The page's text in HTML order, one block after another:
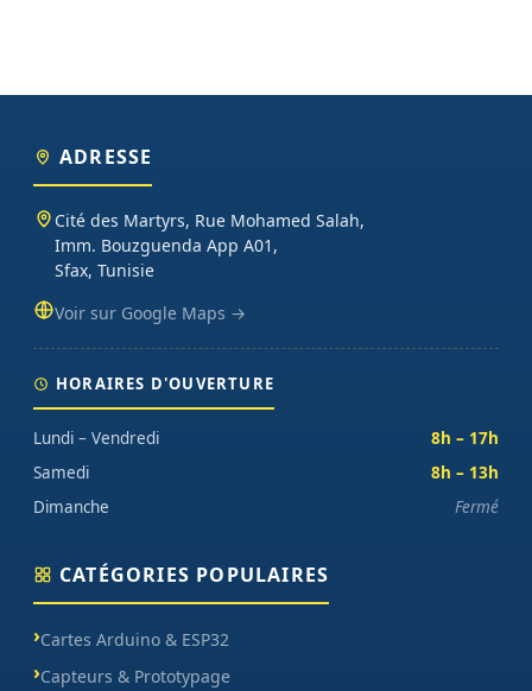
ADRESSE
Cité des Martyrs, Rue Mohamed Salah,
Imm. Bouzguenda App A01,
Sfax, Tunisie
Voir sur Google Maps →
HORAIRES D'OUVERTURE
Lundi – Vendredi
8h – 17h
Samedi
8h – 13h
Dimanche
Fermé
CATÉGORIES POPULAIRES
Cartes Arduino & ESP32
Capteurs & Prototypage